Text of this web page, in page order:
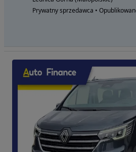
Prywatny sprzedawca •